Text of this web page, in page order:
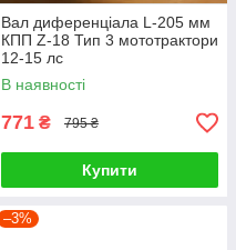
Вал диференціала L-205 мм
КПП Z-18 Тип 3 мототрактори
12-15 лс
В наявності
771 ₴ 795 ₴
Купити
–3%